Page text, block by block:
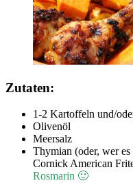
Zutaten:
1-2 Kartoffeln und/
Olivenöl
Meersalz
Thymian (oder, wer
Cornick American
Rosmarin 🙂